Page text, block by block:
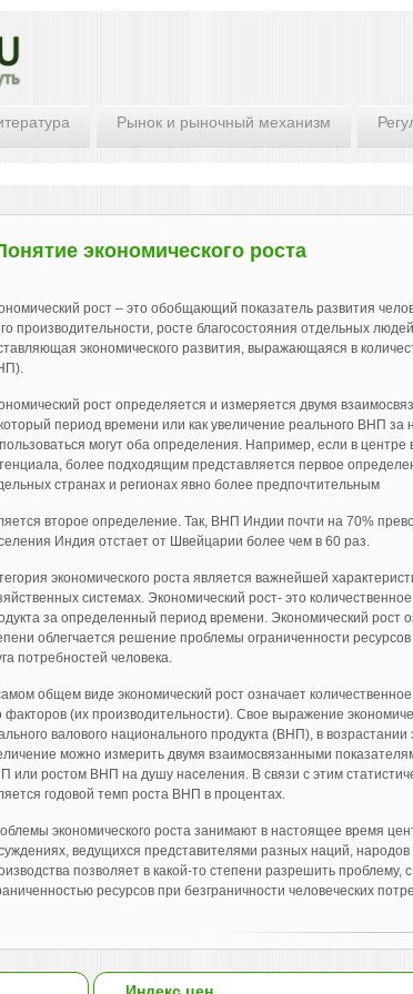
Рынок и рыночный механизм
экономического роста
рост – это обобщающий показатель развития
производительности, росте благосостояния отдельных
экономического развития, выражающаяся в
рост определяется и измеряется двумя
период времени или как увеличение реального ВНП
могут оба определения. Например, если в
более подходящим представляется первое
странах и регионах явно более предпочтительным
второе определение. Так, ВНП Индии почти на 70%
Индия отстает от Швейцарии более чем в 60 раз.
экономического роста является важнейшей
системах. Экономический рост- это
за определенный период времени. Экономический рост
облегчается решение проблемы ограниченности
потребностей человека.
общем виде экономический рост означает
факторов (их производительности). Свое выражение
валового национального продукта (ВНП), в
можно измерить двумя взаимосвязанными
или ростом ВНП на душу населения. В связи с этим
годовой темп роста ВНП в процентах.
экономического роста занимают в настоящее время
ведущихся представителями разных наций,
позволяет в какой-то степени разрешить проблему,
ресурсов при безграничности человеческих